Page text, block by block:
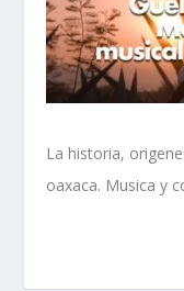
La historia,
oaxaca. Musica y